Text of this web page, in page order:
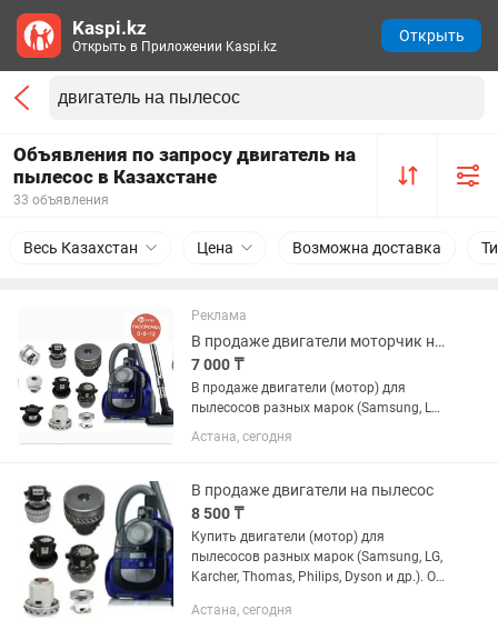
Объявления по запросу двигатель на
пылесос в Казахстане
33 объявления
Весь Казахстан Цена Возможна доставка
Реклама
В продаже двигатели моторчик на пылесос рассрочка
7 000 ₸
В продаже двигатели (мотор) для
пылесосов разных марок (Samsung, LG,
Karcher, Thomas (Томас) Philips, Dyson
Alfatec Ametek Bosch Domel Electrolux
Siemens (Сименс)...
Астана, сегодня
В продаже двигатели на пылесос
8 500 ₸
Купить двигатели (мотор) для
пылесосов разных марок (Samsung, LG,
Karcher, Thomas, Philips, Dyson и др.). От
двигатель пылесоса, необходимо
Астана, сегодня
Kaspi.kz
Открыть в Приложении Kaspi.kz
Открыть